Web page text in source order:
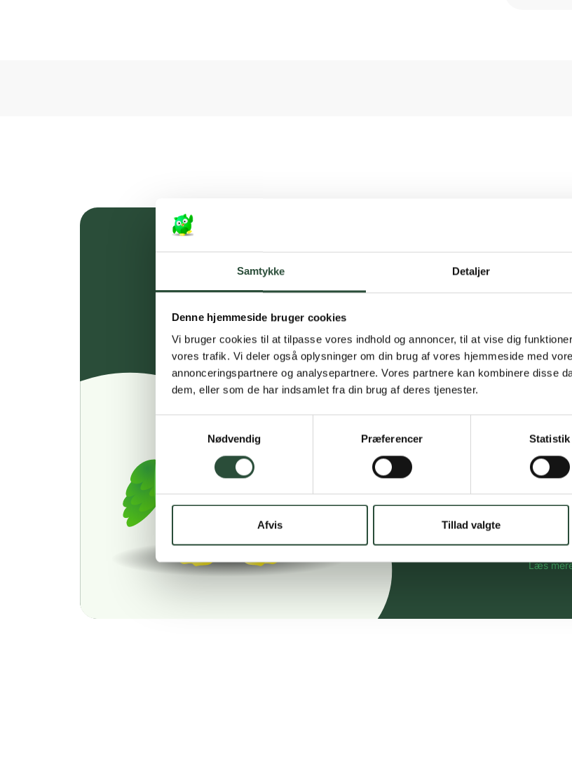
Samtykke Detaljer
Denne hjemmeside bruger cookies
Vi bruger cookies til at tilpasse vores indhold og annoncer, til at vise dig
vores trafik. Vi deler også oplysninger om din brug af vores hjemmeside med
annonceringspartnere og analysepartnere. Vores partnere kan kombinere disse
dem, eller som de har indsamlet fra din brug af deres tjenester.
Nødvendig
Præferencer Statistik
Afvis Tillad valgte
Få hjælp
*Gælder
Stort
Vi
Læs